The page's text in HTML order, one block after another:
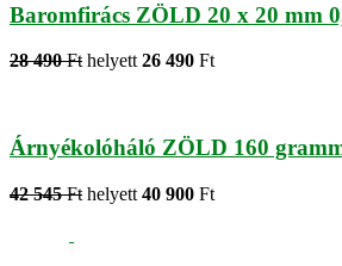
Baromfirács ZÖLD 20 x 20 mm
28 490 Ft helyett 26 490 Ft
Árnyékolóháló ZÖLD 160
42 545 Ft helyett 40 900 Ft